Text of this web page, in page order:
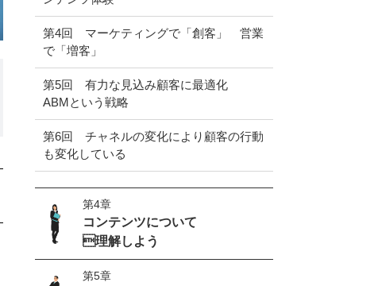
第4回 マーケティングで「創客」 営業
で「増客」
第5回 有力な見込み顧客に最適化
ABMという戦略
第6回 チャネルの変化により顧客の行動
も変化している
第4章
コンテンツについて
理解しよう
第5章